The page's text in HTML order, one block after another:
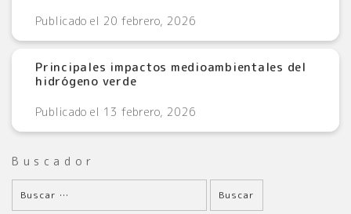
Publicado el 20 febrero, 2026
Principales impactos medioambientales del
hidrógeno verde
Publicado el 13 febrero, 2026
Buscador